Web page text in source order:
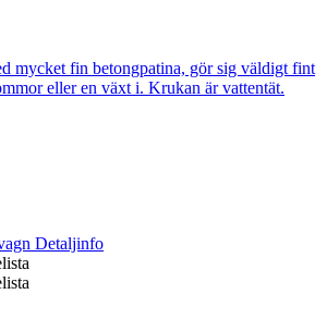
mycket fin betongpatina, gör sig väldigt fint
eller en växt i. Krukan är vattentät.
Detaljinfo